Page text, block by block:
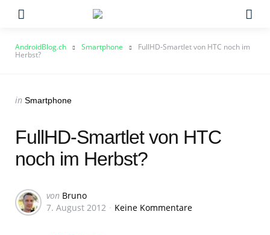
AndroidBlog.ch Smartphone FullHD-Smartlet von HTC noch im
Herbst?
Categories
Posted
in Smartphone
FullHD-Smartlet von HTC
noch im Herbst?
Geschrieben
von
von Bruno
7. August 2012
Keine Kommentare